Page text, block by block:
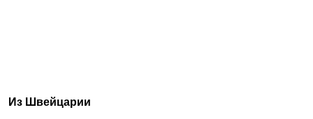
Из Швейцарии